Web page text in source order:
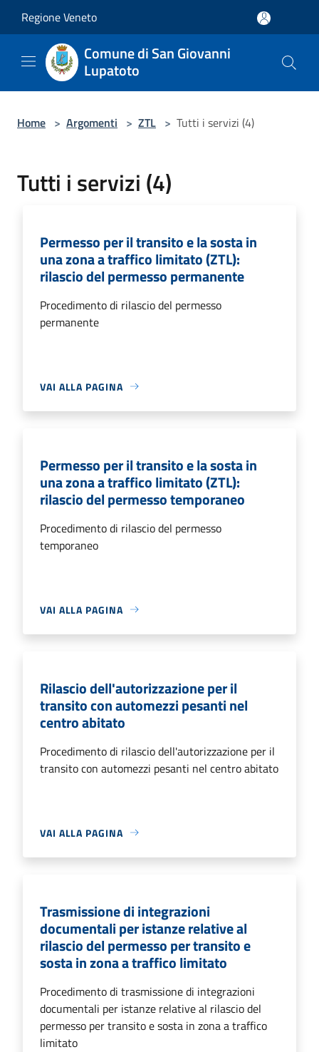
Regione Veneto
Comune di San Giovanni
Lupatoto
Home > Argomenti > ZTL > Tutti i servizi (4)
Tutti i servizi (4)
Permesso per il transito e la sosta in
una zona a traffico limitato (ZTL):
rilascio del permesso permanente
Procedimento di rilascio del permesso
permanente
VAI ALLA PAGINA
Permesso per il transito e la sosta in
una zona a traffico limitato (ZTL):
rilascio del permesso temporaneo
Procedimento di rilascio del permesso
temporaneo
VAI ALLA PAGINA
Rilascio dell'autorizzazione per il
transito con automezzi pesanti nel
centro abitato
Procedimento di rilascio dell'autorizzazione per il
transito con automezzi pesanti nel centro abitato
VAI ALLA PAGINA
Trasmissione di integrazioni
documentali per istanze relative al
rilascio del permesso per transito e
sosta in zona a traffico limitato
Procedimento di trasmissione di integrazioni
documentali per istanze relative al rilascio del
permesso per transito e sosta in zona a traffico
limitato